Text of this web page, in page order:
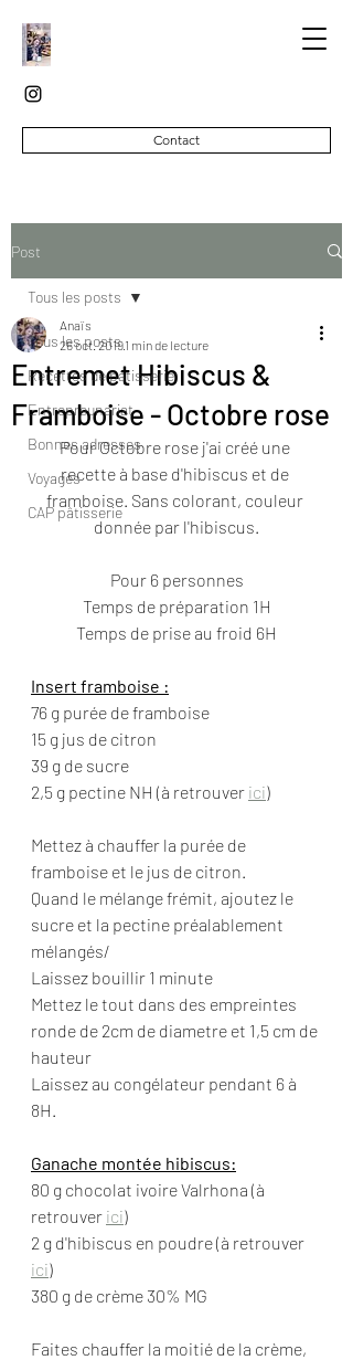
Contact
Post
Tous les posts
Recettes de pâtisserie
Entrepreunariat
Bonnes adresses
Voyages
CAP pâtisserie
Tous les posts
Entremet Hibiscus &
Framboise - Octobre rose
Anaïs
26 oct. 20191 min de lecture
Pour Octobre rose j'ai créé une
recette à base d'hibiscus et de
framboise. Sans colorant, couleur
donnée par l'hibiscus.
Pour 6 personnes
Temps de préparation 1H
Temps de prise au froid 6H
Insert framboise :
76 g purée de framboise
15 g jus de citron
39 g de sucre
2,5 g pectine NH (à retrouver ici)
Mettez à chauffer la purée de
framboise et le jus de citron.
Quand le mélange frémit, ajoutez le
sucre et la pectine préalablement
mélangés/
Laissez bouillir 1 minute
Mettez le tout dans des empreintes
ronde de 2cm de diametre et 1,5 cm de
hauteur
Laissez au congélateur pendant 6 à
8H.
Ganache montée hibiscus:
80 g chocolat ivoire Valrhona (à
retrouver ici)
2 g d'hibiscus en poudre (à retrouver
ici)
380 g de crème 30% MG
Faites chauffer la moitié de la crème,